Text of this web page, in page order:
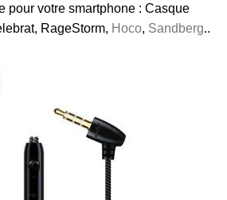
pour votre smartphone : Casque
RageStorm, Hoco, Sandberg..